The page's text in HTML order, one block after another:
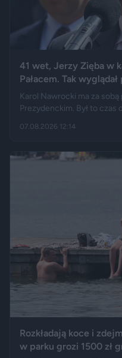
41 wet, Jerzy Zięba w
Pałacem. Tak
Karola Nawrockiego
Karol Nawrocki ma za sobą
Prezydenckim. Był to
brakowało też wydarzeń z
uświetnił występ rapera,
podsumowują m.in. Fakt,
07.08.2026 12:14
Rozkładają koce i
w parku grozi 1500 zł